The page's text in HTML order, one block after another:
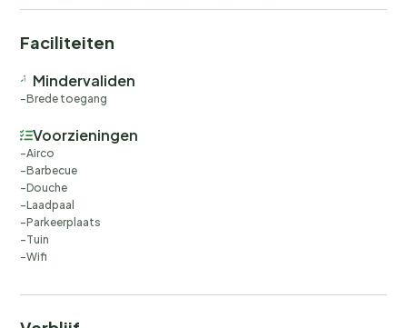
Faciliteiten
Mindervaliden
Brede toegang
Voorzieningen
Airco
Barbecue
Douche
Laadpaal
Parkeerplaats
Tuin
Wifi